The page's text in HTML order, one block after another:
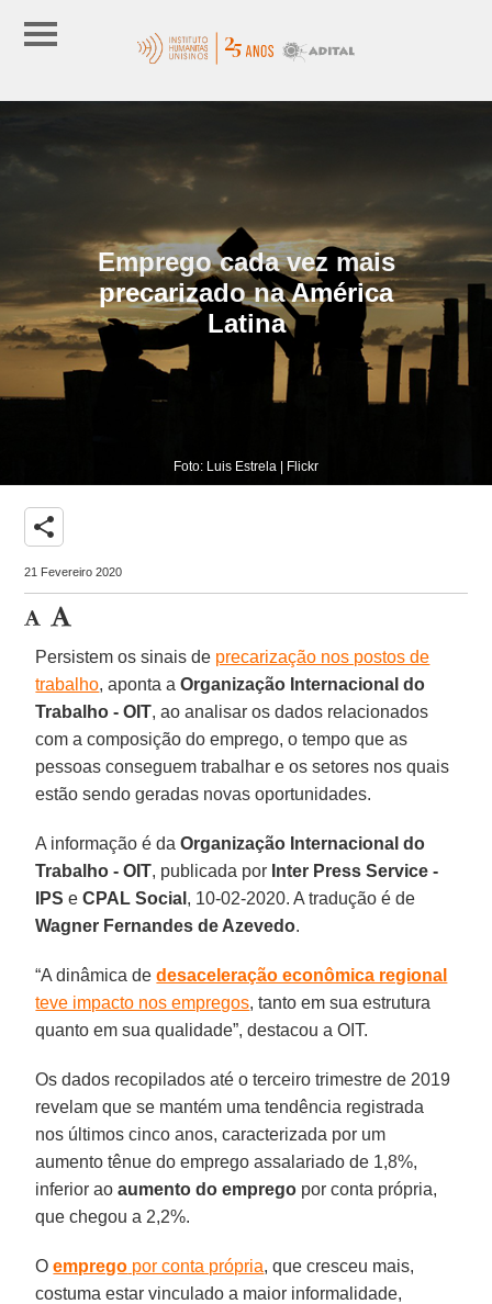
Emprego cada vez mais
precarizado na América
Latina
Foto: Luis Estrela | Flickr
share
21 Fevereiro 2020
Persistem os sinais de precarização nos postos de
trabalho, aponta aOrganização Internacional do
Trabalho - OIT, ao analisar os dados relacionados
com a composição do emprego, o tempo que as
pessoas conseguem trabalhar e os setores nos quais
estão sendo geradas novas oportunidades.
A informação é daOrganização Internacional do
Trabalho - OIT, publicada por Inter Press Service -
IPS eCPAL Social , 10-02-2020. A tradução é de
Wagner Fernandes de Azevedo.
“A dinâmica dedesaceleração econômica regional
teve impacto nos empregos, tanto em sua estrutura
quanto em sua qualidade”, destacou a OIT.
Os dados recopilados até o terceiro trimestre de 2019
revelam que se mantém uma tendência registrada
nos últimos cinco anos, caracterizada por um
aumento tênue do emprego assalariado de 1,8%,
inferior aoaumento do emprego por conta própria,
que chegou a 2,2%.
Oemprego por conta própria, que cresceu mais,
costuma estar vinculado a maior informalidade,